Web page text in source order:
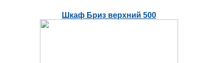
Шкаф Бриз верхний 500